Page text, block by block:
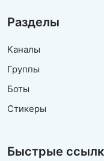
Разделы
Каналы
Группы
Боты
Стикеры
Быстрые